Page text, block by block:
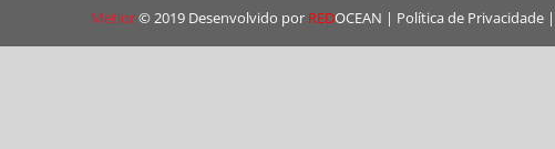
Metlor© 2019 Desenvolvido por REDOCEAN | Política de Privacidade |